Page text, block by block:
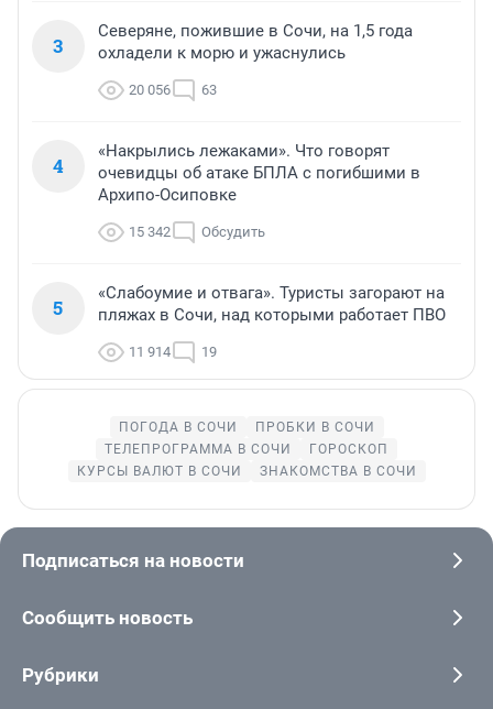
3
Северяне, пожившие в Сочи, на 1,5 года
охладели к морю и ужаснулись
20 056 63
4
«Накрылись лежаками». Что говорят
очевидцы об атаке БПЛА с погибшими в
Архипо-Осиповке
15 342 Обсудить
5
«Слабоумие и отвага». Туристы загорают на
пляжах в Сочи, над которыми работает ПВО
11 914 19
ПОГОДА В СОЧИ
ПРОБКИ В СОЧИ
ТЕЛЕПРОГРАММА В СОЧИ
ГОРОСКОП
КУРСЫ ВАЛЮТ В СОЧИ
ЗНАКОМСТВА В СОЧИ
Подписаться на новости
Сообщить новость
Рубрики